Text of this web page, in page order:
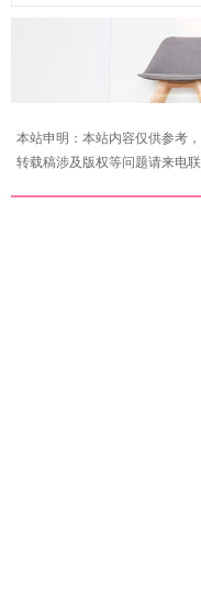
本站申明：本站内容仅供参考
转载稿涉及版权等问题请来电联